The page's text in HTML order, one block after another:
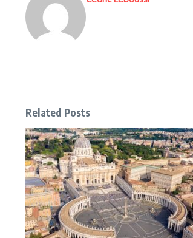
Related Posts